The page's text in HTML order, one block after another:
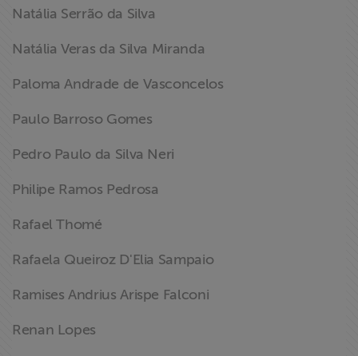
Natália Serrão da Silva
Natália Veras da Silva Miranda
Paloma Andrade de Vasconcelos
Paulo Barroso Gomes
Pedro Paulo da Silva Neri
Philipe Ramos Pedrosa
Rafael Thomé
Rafaela Queiroz D'Elia Sampaio
Ramises Andrius Arispe Falconi
Renan Lopes